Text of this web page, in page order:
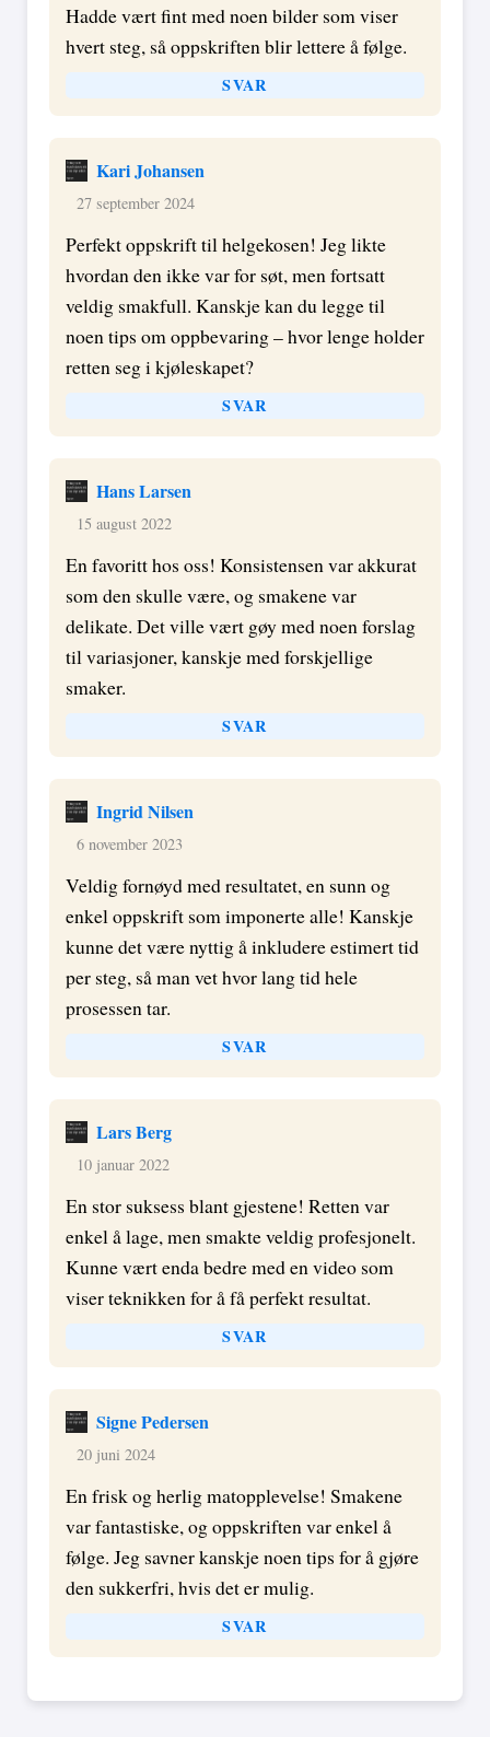
Hadde vært fint med noen bilder som viser
hvert steg, så oppskriften blir lettere å følge.
SVAR
Kari Johansen
27 september 2024
Perfekt oppskrift til helgekosen! Jeg likte
hvordan den ikke var for søt, men fortsatt
veldig smakfull. Kanskje kan du legge til
noen tips om oppbevaring – hvor lenge holder
retten seg i kjøleskapet?
SVAR
Hans Larsen
15 august 2022
En favoritt hos oss! Konsistensen var akkurat
som den skulle være, og smakene var
delikate. Det ville vært gøy med noen forslag
til variasjoner, kanskje med forskjellige
smaker.
SVAR
Ingrid Nilsen
6 november 2023
Veldig fornøyd med resultatet, en sunn og
enkel oppskrift som imponerte alle! Kanskje
kunne det være nyttig å inkludere estimert tid
per steg, så man vet hvor lang tid hele
prosessen tar.
SVAR
Lars Berg
10 januar 2022
En stor suksess blant gjestene! Retten var
enkel å lage, men smakte veldig profesjonelt.
Kunne vært enda bedre med en video som
viser teknikken for å få perfekt resultat.
SVAR
Signe Pedersen
20 juni 2024
En frisk og herlig matopplevelse! Smakene
var fantastiske, og oppskriften var enkel å
følge. Jeg savner kanskje noen tips for å gjøre
den sukkerfri, hvis det er mulig.
SVAR